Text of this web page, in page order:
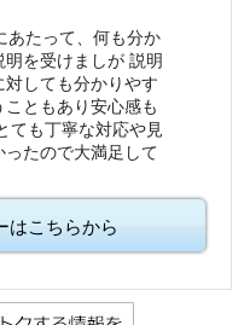
あたって、何も分か
明を受けましが 説明
しても分かりやす
ともあり安心感も
ても丁寧な対応や見
たので大満足して
こちらから